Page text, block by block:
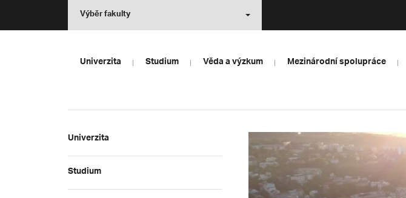
Výběr fakulty
Univerzita Studium Věda a výzkum Mezinárodní spolupráce
Univerzita
Studium